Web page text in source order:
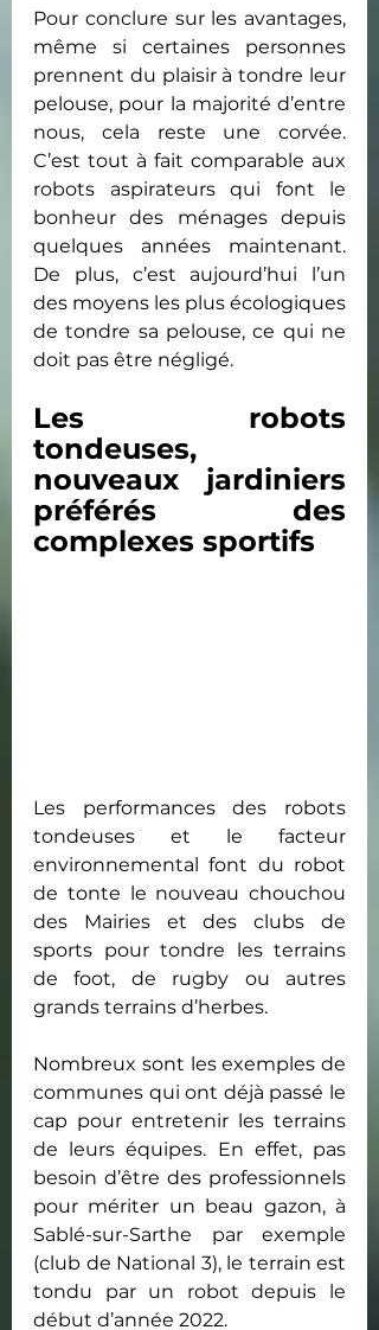
Pour conclure sur les avantages,
même si certaines personnes
prennent du plaisir à tondre leur
pelouse, pour la majorité d’entre
nous, cela reste une corvée.
C’est tout à fait comparable aux
robots aspirateurs qui font le
bonheur des ménages depuis
quelques années maintenant.
De plus, c’est aujourd’hui l’un
des moyens les plus écologiques
de tondre sa pelouse, ce qui ne
doit pas être négligé.
Les robots
tondeuses,
nouveaux jardiniers
préférés des
complexes sportifs
Les performances des robots
tondeuses et le facteur
environnemental font du robot
de tonte le nouveau chouchou
des Mairies et des clubs de
sports pour tondre les terrains
de foot, de rugby ou autres
grands terrains d’herbes.
Nombreux sont les exemples de
communes qui ont déjà passé le
cap pour entretenir les terrains
de leurs équipes. En effet, pas
besoin d’être des professionnels
pour mériter un beau gazon, à
Sablé-sur-Sarthe par exemple
(club de National 3), le terrain est
tondu par un robot depuis le
début d’année 2022.